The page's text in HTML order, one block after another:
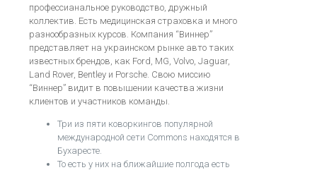
профессианальное руководство, дружный
коллектив. Есть медицинская страховка и много
разнообразных курсов. Компания “Виннер”
представляет на украинском рынке авто таких
известных брендов, как Ford, MG, Volvo, Jaguar,
Land Rover, Bentley и Porsche. Свою миссию
“Виннер” видит в повышении качества жизни
клиентов и участников команды.
Три из пяти коворкингов популярной
международной сети Commons находятся в
Бухаресте.
То есть у них на ближайшие полгода есть